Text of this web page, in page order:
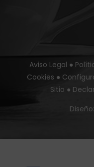
Aviso Legal ●
Cookies ●
Sitio ●
Diseño: